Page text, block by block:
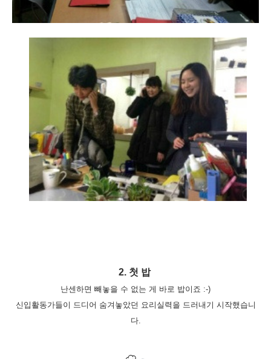
2. 첫 밥
난센하면 빼놓을 수 없는 게 바로 밥이죠 :-)
신입활동가들이 드디어 숨겨놓았던 요리실력을 드러내기 시작했습니
다.